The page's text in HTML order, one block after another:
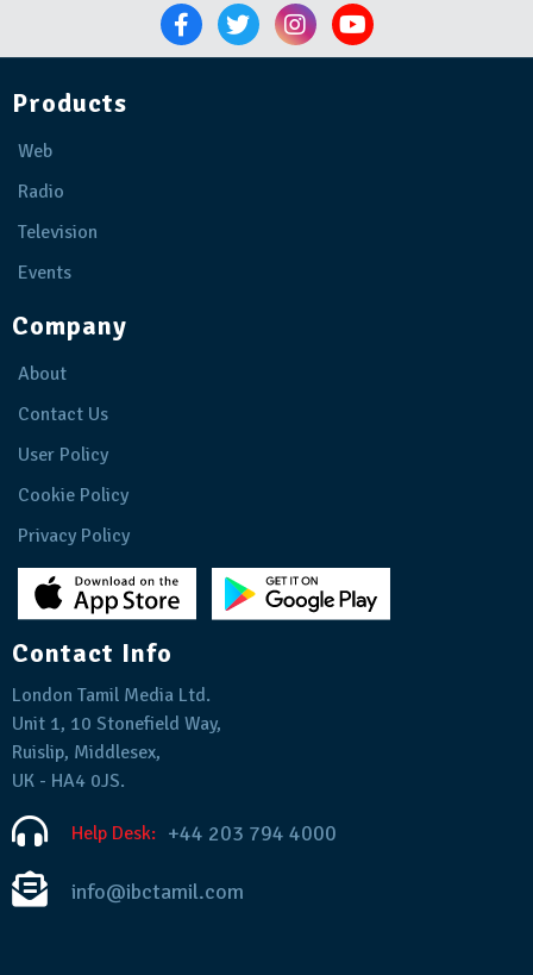
Products
Web
Radio
Television
Events
Company
About
Contact Us
User Policy
Cookie Policy
Privacy Policy
Contact Info
London Tamil Media Ltd.
Unit 1, 10 Stonefield Way,
Ruislip, Middlesex,
UK - HA4 0JS.
Help Desk: +44 203 794 4000
info@ibctamil.com